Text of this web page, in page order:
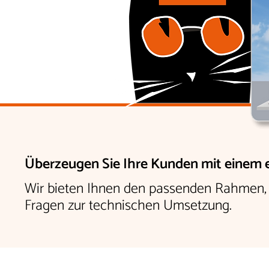
Überzeugen Sie Ihre Kunden mit
Wir bieten Ihnen den passenden
Fragen zur technischen Umsetzung.